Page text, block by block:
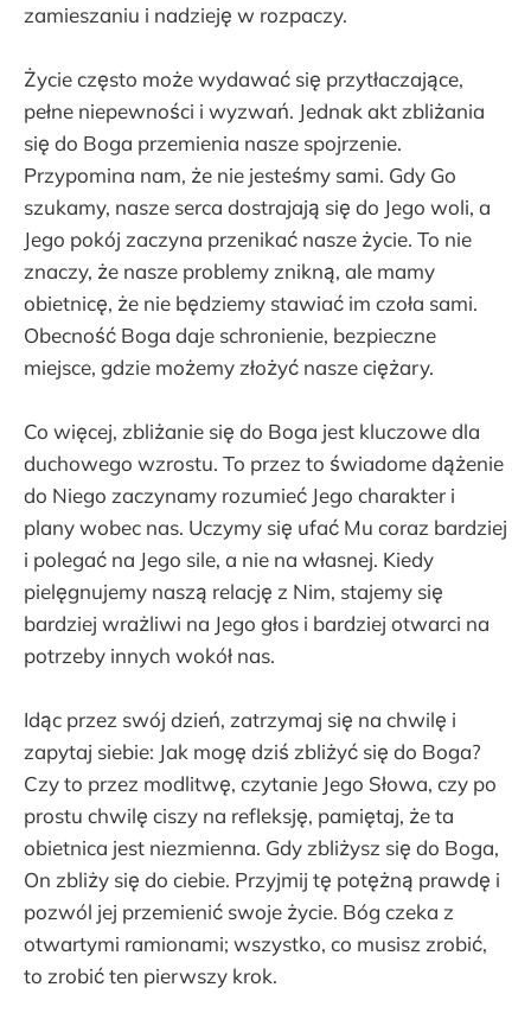
zamieszaniu i nadzieję w rozpaczy.
Życie często może wydawać się przytłaczające,
pełne niepewności i wyzwań. Jednak akt zbliżania
się do Boga przemienia nasze spojrzenie.
Przypomina nam, że nie jesteśmy sami. Gdy Go
szukamy, nasze serca dostrajają się do Jego woli, a
Jego pokój zaczyna przenikać nasze życie. To nie
znaczy, że nasze problemy znikną, ale mamy
obietnicę, że nie będziemy stawiać im czoła sami.
Obecność Boga daje schronienie, bezpieczne
miejsce, gdzie możemy złożyć nasze ciężary.
Co więcej, zbliżanie się do Boga jest kluczowe dla
duchowego wzrostu. To przez to świadome dążenie
do Niego zaczynamy rozumieć Jego charakter i
plany wobec nas. Uczymy się ufać Mu coraz bardziej
i polegać na Jego sile, a nie na własnej. Kiedy
pielęgnujemy naszą relację z Nim, stajemy się
bardziej wrażliwi na Jego głos i bardziej otwarci na
potrzeby innych wokół nas.
Idąc przez swój dzień, zatrzymaj się na chwilę i
zapytaj siebie: Jak mogę dziś zbliżyć się do Boga?
Czy to przez modlitwę, czytanie Jego Słowa, czy po
prostu chwilę ciszy na refleksję, pamiętaj, że ta
obietnica jest niezmienna. Gdy zbliżysz się do Boga,
On zbliży się do ciebie. Przyjmij tę potężną prawdę i
pozwól jej przemienić swoje życie. Bóg czeka z
otwartymi ramionami; wszystko, co musisz zrobić,
to zrobić ten pierwszy krok.